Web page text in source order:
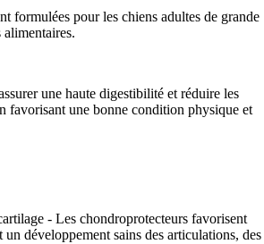
formulées pour les chiens adultes de grande
alimentaires.
une haute digestibilité et réduire les
favorisant une bonne condition physique et
- Les chondroprotecteurs favorisent
un développement sains des articulations, des